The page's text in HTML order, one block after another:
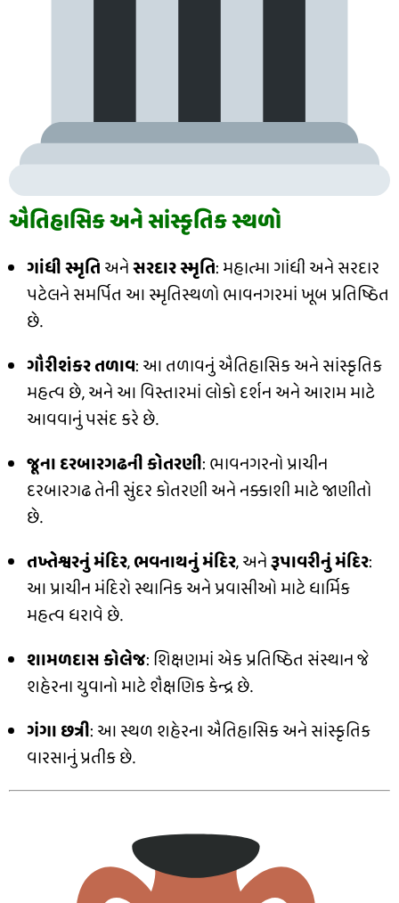
ઐતિહાસિક અને સાંસ્કૃતિક સ્થળો
ગાંધી સ્મૃતિઅનેસરદાર સ્મૃતિ: મહાત્મા ગાંધી અને સરદાર
પટેલને સમર્પિત આ સ્મૃતિસ્થળો ભાવનગરમાં ખૂબ પ્રતિષ્ઠિત
છે.
ગૌરીશંકર તળાવ: આ તળાવનું ઐતિહાસિક અને સાંસ્કૃતિક
મહત્વ છે, અને આ વિસ્તારમાં લોકો દર્શન અને આરામ માટે
આવવાનું પસંદ કરે છે.
જૂના દરબારગઢની કોતરણી: ભાવનગરનો પ્રાચીન
દરબારગઢ તેની સુંદર કોતરણી અને નક્કાશી માટે જાણીતો
છે.
તખ્તેશ્વરનું મંદિર,ભવનાથનું મંદિર, અનેરૂપાવરીનું મંદિર:
આ પ્રાચીન મંદિરો સ્થાનિક અને પ્રવાસીઓ માટે ધાર્મિક
મહત્વ ધરાવે છે.
શામળદાસ કોલેજ: શિક્ષણમાં એક પ્રતિષ્ઠિત સંસ્થાન જે
શહેરના યુવાનો માટે શૈક્ષણિક કેન્દ્ર છે.
ગંગા છત્રી: આ સ્થળ શહેરના ઐતિહાસિક અને સાંસ્કૃતિક
વારસાનું પ્રતીક છે.